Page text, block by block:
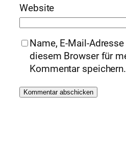
Website
Name, E-Mail-
diesem Browser für
Kommentar speichern.